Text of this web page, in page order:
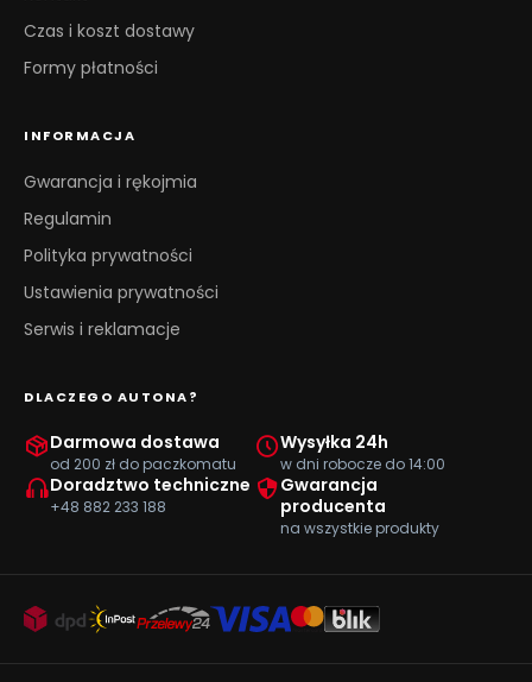
Czas i koszt dostawy
Formy płatności
INFORMACJA
Gwarancja i rękojmia
Regulamin
Polityka prywatności
Ustawienia prywatności
Serwis i reklamacje
DLACZEGO AUTONA?
Darmowa dostawa
od 200 zł do paczkomatu
Wysyłka 24h
w dni robocze do 14:00
Doradztwo techniczne
+48 882 233 188
Gwarancja
producenta
na wszystkie produkty